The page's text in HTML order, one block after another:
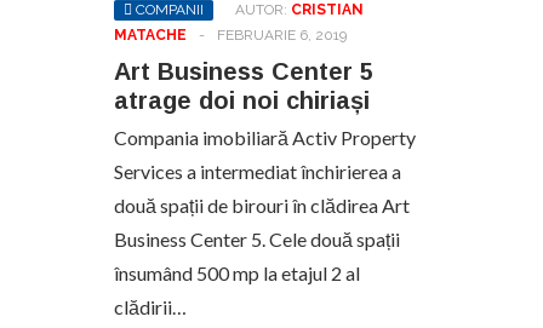
COMPANII AUTOR: CRISTIAN
MATACHE
- FEBRUARIE 6, 2019
Art Business Center 5
atrage doi noi chiriași
Compania imobiliară Activ Property
Services a intermediat închirierea a
două spații de birouri în clădirea Art
Business Center 5. Cele două spații
însumând 500 mp la etajul 2 al
clădirii…